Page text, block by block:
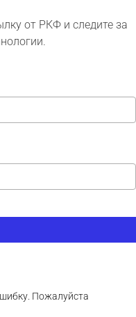
от РКФ и следите за
Пожалуйста